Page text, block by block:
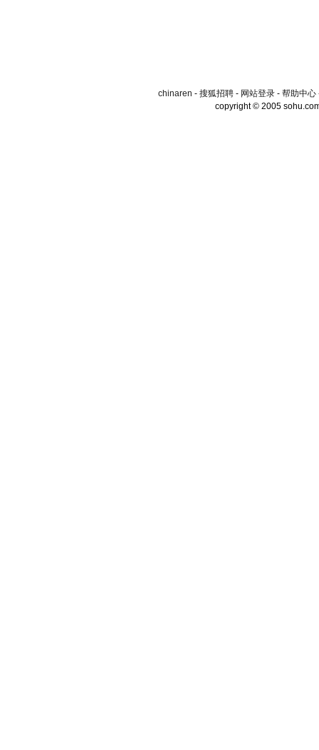
chinaren - 搜狐招聘- 网站登录- 帮助中心
copyright © 2005